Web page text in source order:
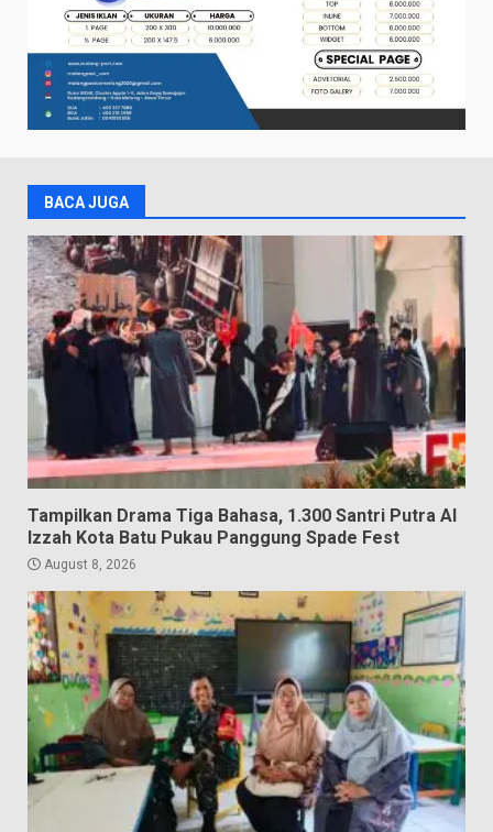
BACA JUGA
Tampilkan Drama Tiga Bahasa, 1.300 Santri Putra Al
Izzah Kota Batu Pukau Panggung Spade Fest
August 8, 2026